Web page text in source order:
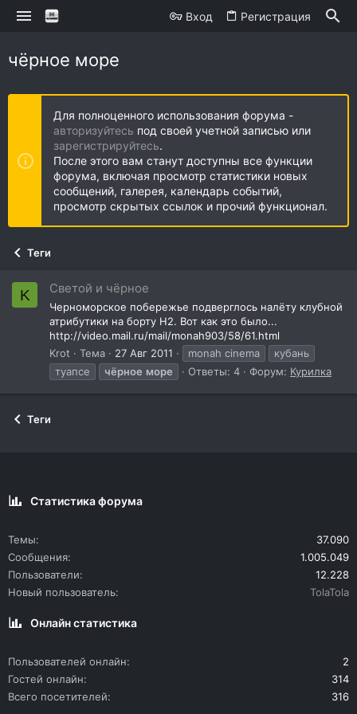
Вход Регистрация
чёрное море
Для полноценного использования форума -
авторизуйтесь под своей учетной записью или
зарегистрируйтесь.
После этого вам станут доступны все функции
форума, включая просмотр статистики новых
сообщений, галерея, календарь событий,
просмотр скрытых ссылок и прочий функционал.
Теги
K Светой и чёрное
Черноморское побережье подверглось налёту клубной
атрибутики на борту Н2. Вот как это было...
http://video.mail.ru/mail/monah903/58/61.html
Krot
Тема 27 Авг 2011 monah cinema
кубань
туапсе
чёрное море Ответы: 4 Форум: Курилка
Теги
Статистика форума
Темы
37.090
Сообщения
1.005.049
Пользователи
12.228
Новый пользователь
TolaTola
Онлайн статистика
Пользователей онлайн
2
Гостей онлайн
314
Всего посетителей
316